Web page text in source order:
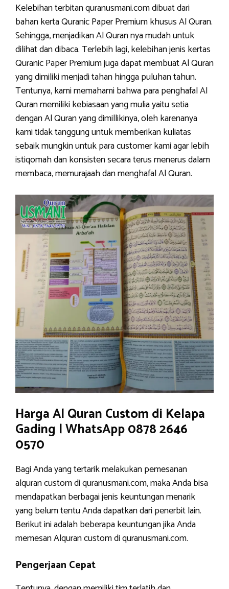
Kelebihan terbitan quranusmani.com dibuat dari
bahan kerta Quranic Paper Premium khusus Al Quran.
Sehingga, menjadikan Al Quran nya mudah untuk
dilihat dan dibaca. Terlebih lagi, kelebihan jenis kertas
Quranic Paper Premium juga dapat membuat Al Quran
yang dimiliki menjadi tahan hingga puluhan tahun.
Tentunya, kami memahami bahwa para penghafal Al
Quran memiliki kebiasaan yang mulia yaitu setia
dengan Al Quran yang dimillikinya, oleh karenanya
kami tidak tanggung untuk memberikan kuliatas
sebaik mungkin untuk para customer kami agar lebih
istiqomah dan konsisten secara terus menerus dalam
membaca, memurajaah dan menghafal Al Quran.
Harga Al Quran Custom di Kelapa
Gading | WhatsApp 0878 2646
0570
Bagi Anda yang tertarik melakukan pemesanan
alquran custom di quranusmani.com, maka Anda bisa
mendapatkan berbagai jenis keuntungan menarik
yang belum tentu Anda dapatkan dari penerbit lain.
Berikut ini adalah beberapa keuntungan jika Anda
memesan Alquran custom di quranusmani.com.
Pengerjaan Cepat